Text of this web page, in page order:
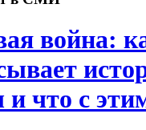
война:
что с